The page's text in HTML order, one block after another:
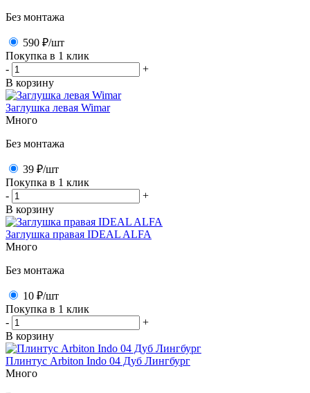
Без монтажа
590 ₽/шт
Покупка в 1 клик
-
+
В корзину
Заглушка левая Wimar
Много
Без монтажа
39 ₽/шт
Покупка в 1 клик
-
+
В корзину
Заглушка правая IDEAL ALFA
Много
Без монтажа
10 ₽/шт
Покупка в 1 клик
-
+
В корзину
Плинтус Arbiton Indo 04 Дуб Лингбург
Много